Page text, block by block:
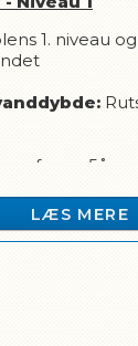
1. niveau
fra ca. 5år
er for dig
mor/far er
-
LÆS MERE